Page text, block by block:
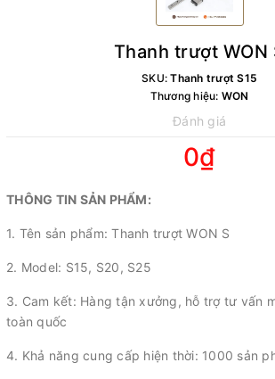
Thanh trượt WON
SKU:Thanh trượt S15
Thương hiệu: WON
Đánh giá
0₫
THÔNG TIN SẢN PHẨM:
1. Tên sản phẩm: Thanh trượt WON S
2. Model: S15, S20, S25
3. Cam kết: Hàng tận xưởng, hỗ trợ tư vấn
toàn quốc
4. Khả năng cung cấp hiện thời: 1000 sản